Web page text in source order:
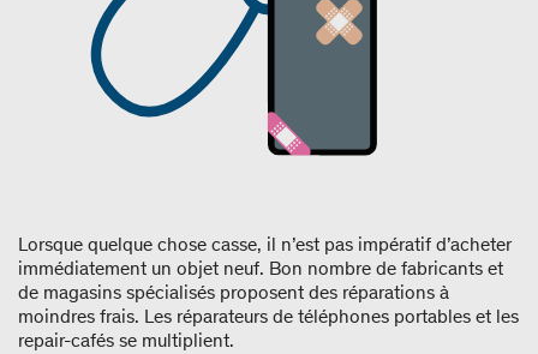
Lorsque quelque chose casse, il n’est pas impératif d’acheter
immédiatement un objet neuf. Bon nombre de fabricants et
de magasins spécialisés proposent des réparations à
moindres frais. Les réparateurs de téléphones portables et les
repair-cafés se multiplient.